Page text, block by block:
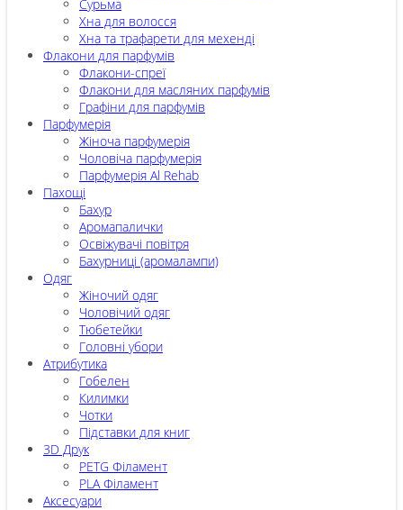
Сурьма
Хна для волосся
Хна та трафарети для мехенді
Флакони для парфумів
Флакони-спреї
Флакони для масляних парфумів
Графіни для парфумів
Парфумерія
Жіноча парфумерія
Чоловіча парфумерія
Парфумерія Al Rehab
Пахощі
Бахур
Аромапалички
Освіжувачі повітря
Бахурниці (аромалампи)
Одяг
Жіночий одяг
Чоловічий одяг
Тюбетейки
Головні убори
Атрибутика
Гобелен
Килимки
Чотки
Підставки для книг
3D Друк
PETG Філамент
PLA Філамент
Аксесуари